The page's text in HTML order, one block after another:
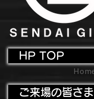
HP TOP
ご来場の皆さ